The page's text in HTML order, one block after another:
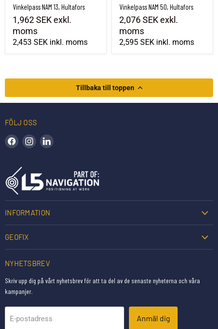
Vinkelpass NAM 13, Hultafors
1,962 SEKexkl.
moms
2,453 SEK inkl. moms
Vinkelpass NAM 50, Hultafors
2,076 SEKexkl.
moms
2,595 SEK inkl. moms
Tillbaka till toppen
FÖLJ OSS
Hitta oss på Facebook
Hitta oss på Instagram
INFORMATION
GEOFIX
NYHETSBREV
Skriv upp dig på vårt nyhetsbrev för att ta del av de senaste nyheterna och våra
kampanjer.
E-postadress Anmäl dig